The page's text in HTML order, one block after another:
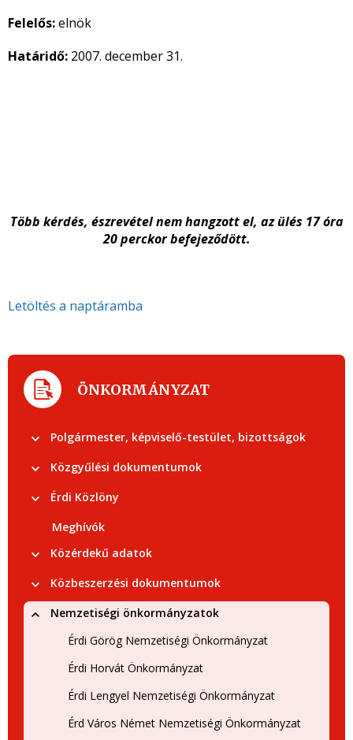
Felelős:elnök
Határidő: 2007. december 31.
Több kérdés, észrevétel nem hangzott el, az ülés 17 óra
20 perckor befejeződött.
Letöltés a naptáramba
ÖNKORMÁNYZAT
Polgármester, képviselő-testület, bizottságok
Közgyűlési dokumentumok
Érdi Közlöny
Meghívók
Közérdekű adatok
Közbeszerzési dokumentumok
Nemzetiségi önkormányzatok
Érdi Görög Nemzetiségi Önkormányzat
Érdi Horvát Önkormányzat
Érdi Lengyel Nemzetiségi Önkormányzat
Érd Város Német Nemzetiségi Önkormányzat